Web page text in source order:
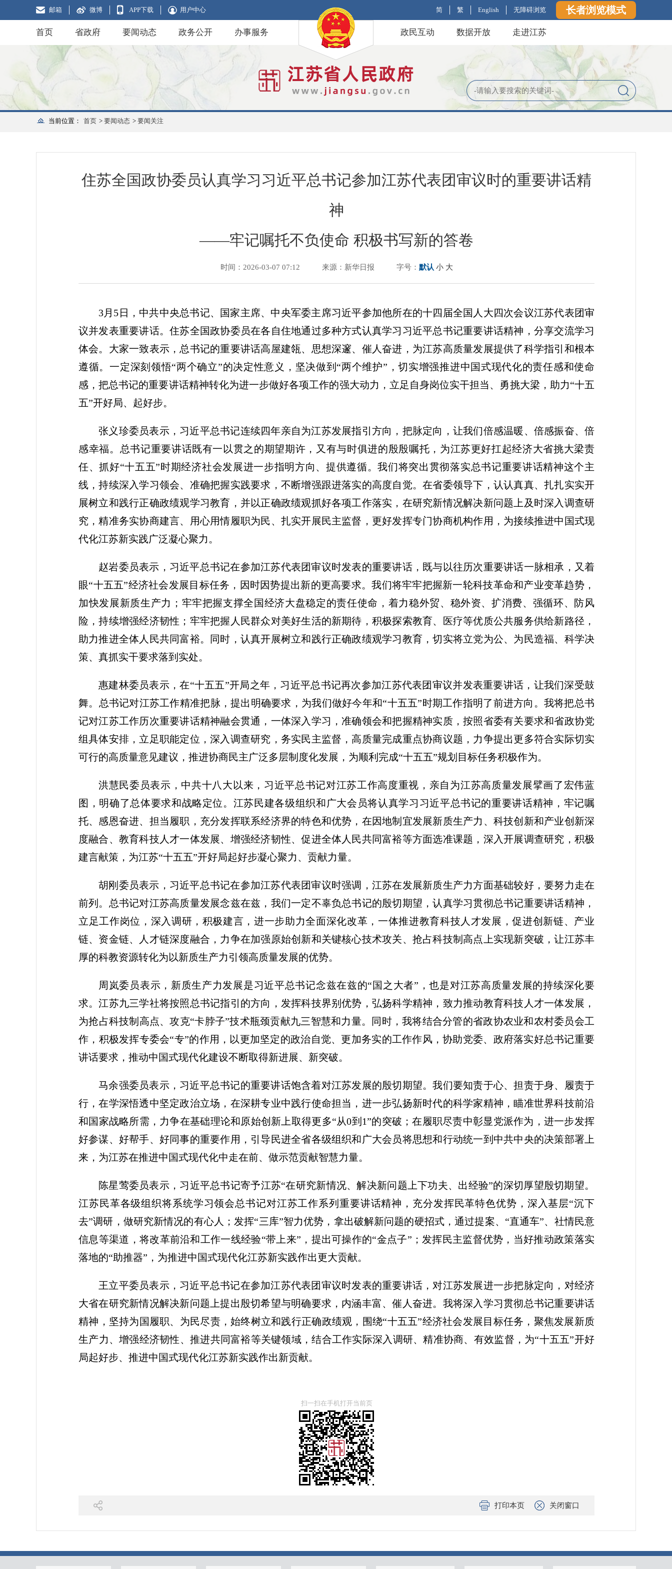
邮箱 微博 APP下载 用户中心 简 繁 English 无障碍浏览 长者浏览模式
首页 省政府 要闻动态 政务公开 办事服务 政民互动 数据开放 走进江苏
当前位置： 首页 > 要闻动态 > 要闻关注
住苏全国政协委员认真学习习近平总书记参加江苏代表团审议时的重要讲话精
神
——牢记嘱托不负使命 积极书写新的答卷
时间：2026-03-07 07:12 来源：新华日报 字号： 默认 小 大
3月5日，中共中央总书记、国家主席、中央军委主席习近平参加他所在的十四届全国人大四次会议江苏代表团审
议并发表重要讲话。住苏全国政协委员在各自住地通过多种方式认真学习习近平总书记重要讲话精神，分享交流学习
体会。大家一致表示，总书记的重要讲话高屋建瓴、思想深邃、催人奋进，为江苏高质量发展提供了科学指引和根本
遵循。一定深刻领悟“两个确立”的决定性意义，坚决做到“两个维护”，切实增强推进中国式现代化的责任感和使命
感，把总书记的重要讲话精神转化为进一步做好各项工作的强大动力，立足自身岗位实干担当、勇挑大梁，助力“十五
五”开好局、起好步。
张义珍委员表示，习近平总书记连续四年亲自为江苏发展指引方向，把脉定向，让我们倍感温暖、倍感振奋、倍
感幸福。总书记重要讲话既有一以贯之的期望期许，又有与时俱进的殷殷嘱托，为江苏更好扛起经济大省挑大梁责
任、抓好“十五五”时期经济社会发展进一步指明方向、提供遵循。我们将突出贯彻落实总书记重要讲话精神这个主
线，持续深入学习领会、准确把握实践要求，不断增强跟进落实的高度自觉。在省委领导下，认认真真、扎扎实实开
展树立和践行正确政绩观学习教育，并以正确政绩观抓好各项工作落实，在研究新情况解决新问题上及时深入调查研
究，精准务实协商建言、用心用情履职为民、扎实开展民主监督，更好发挥专门协商机构作用，为接续推进中国式现
代化江苏新实践广泛凝心聚力。
赵岩委员表示，习近平总书记在参加江苏代表团审议时发表的重要讲话，既与以往历次重要讲话一脉相承，又着
眼“十五五”经济社会发展目标任务，因时因势提出新的更高要求。我们将牢牢把握新一轮科技革命和产业变革趋势，
加快发展新质生产力；牢牢把握支撑全国经济大盘稳定的责任使命，着力稳外贸、稳外资、扩消费、强循环、防风
险，持续增强经济韧性；牢牢把握人民群众对美好生活的新期待，积极探索教育、医疗等优质公共服务供给新路径，
助力推进全体人民共同富裕。同时，认真开展树立和践行正确政绩观学习教育，切实将立党为公、为民造福、科学决
策、真抓实干要求落到实处。
惠建林委员表示，在“十五五”开局之年，习近平总书记再次参加江苏代表团审议并发表重要讲话，让我们深受鼓
舞。总书记对江苏工作精准把脉，提出明确要求，为我们做好今年和“十五五”时期工作指明了前进方向。我将把总书
记对江苏工作历次重要讲话精神融会贯通，一体深入学习，准确领会和把握精神实质，按照省委有关要求和省政协党
组具体安排，立足职能定位，深入调查研究，务实民主监督，高质量完成重点协商议题，力争提出更多符合实际切实
可行的高质量意见建议，推进协商民主广泛多层制度化发展，为顺利完成“十五五”规划目标任务积极作为。
洪慧民委员表示，中共十八大以来，习近平总书记对江苏工作高度重视，亲自为江苏高质量发展擘画了宏伟蓝
图，明确了总体要求和战略定位。江苏民建各级组织和广大会员将认真学习习近平总书记的重要讲话精神，牢记嘱
托、感恩奋进、担当履职，充分发挥联系经济界的特色和优势，在因地制宜发展新质生产力、科技创新和产业创新深
度融合、教育科技人才一体发展、增强经济韧性、促进全体人民共同富裕等方面选准课题，深入开展调查研究，积极
建言献策，为江苏“十五五”开好局起好步凝心聚力、贡献力量。
胡刚委员表示，习近平总书记在参加江苏代表团审议时强调，江苏在发展新质生产力方面基础较好，要努力走在
前列。总书记对江苏高质量发展念兹在兹，我们一定不辜负总书记的殷切期望，认真学习贯彻总书记重要讲话精神，
立足工作岗位，深入调研，积极建言，进一步助力全面深化改革，一体推进教育科技人才发展，促进创新链、产业
链、资金链、人才链深度融合，力争在加强原始创新和关键核心技术攻关、抢占科技制高点上实现新突破，让江苏丰
厚的科教资源转化为以新质生产力引领高质量发展的优势。
周岚委员表示，新质生产力发展是习近平总书记念兹在兹的“国之大者”，也是对江苏高质量发展的持续深化要
求。江苏九三学社将按照总书记指引的方向，发挥科技界别优势，弘扬科学精神，致力推动教育科技人才一体发展，
为抢占科技制高点、攻克“卡脖子”技术瓶颈贡献九三智慧和力量。同时，我将结合分管的省政协农业和农村委员会工
作，积极发挥专委会“专”的作用，以更加坚定的政治自觉、更加务实的工作作风，协助党委、政府落实好总书记重要
讲话要求，推动中国式现代化建设不断取得新进展、新突破。
马余强委员表示，习近平总书记的重要讲话饱含着对江苏发展的殷切期望。我们要知责于心、担责于身、履责于
行，在学深悟透中坚定政治立场，在深耕专业中践行使命担当，进一步弘扬新时代的科学家精神，瞄准世界科技前沿
和国家战略所需，力争在基础理论和原始创新上取得更多“从0到1”的突破；在履职尽责中彰显党派作为，进一步发挥
好参谋、好帮手、好同事的重要作用，引导民进全省各级组织和广大会员将思想和行动统一到中共中央的决策部署上
来，为江苏在推进中国式现代化中走在前、做示范贡献智慧力量。
陈星莺委员表示，习近平总书记寄予江苏“在研究新情况、解决新问题上下功夫、出经验”的深切厚望殷切期望。
江苏民革各级组织将系统学习领会总书记对江苏工作系列重要讲话精神，充分发挥民革特色优势，深入基层“沉下
去”调研，做研究新情况的有心人；发挥“三库”智力优势，拿出破解新问题的硬招式，通过提案、“直通车”、社情民意
信息等渠道，将改革前沿和工作一线经验“带上来”，提出可操作的“金点子”；发挥民主监督优势，当好推动政策落实
落地的“助推器”，为推进中国式现代化江苏新实践作出更大贡献。
王立平委员表示，习近平总书记在参加江苏代表团审议时发表的重要讲话，对江苏发展进一步把脉定向，对经济
大省在研究新情况解决新问题上提出殷切希望与明确要求，内涵丰富、催人奋进。我将深入学习贯彻总书记重要讲话
精神，坚持为国履职、为民尽责，始终树立和践行正确政绩观，围绕“十五五”经济社会发展目标任务，聚焦发展新质
生产力、增强经济韧性、推进共同富裕等关键领域，结合工作实际深入调研、精准协商、有效监督，为“十五五”开好
局起好步、推进中国式现代化江苏新实践作出新贡献。
扫一扫在手机打开当前页
打印本页 关闭窗口